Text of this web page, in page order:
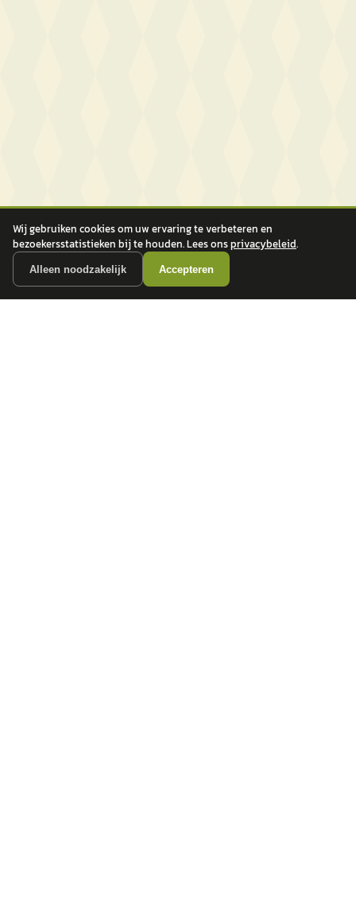
Wij gebruiken cookies om uw ervaring te verbeteren en
bezoekersstatistieken bij te houden. Lees onsprivacybeleid.
Alleen noodzakelijk Accepteren